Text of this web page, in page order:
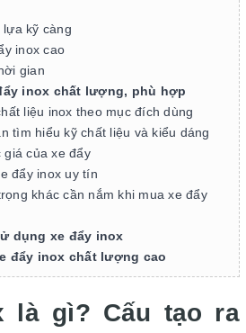
lựa kỹ càng
inox cao
gian
inox chất lượng, phù hợp
liệu inox theo mục đích dùng
tìm hiểu kỹ chất liệu và kiểu dáng
giá của xe đẩy
đẩy inox uy tín
khác cần nắm khi mua xe đẩy
dụng xe đẩy inox
đẩy inox chất lượng cao
là gì? Cấu tạo ra